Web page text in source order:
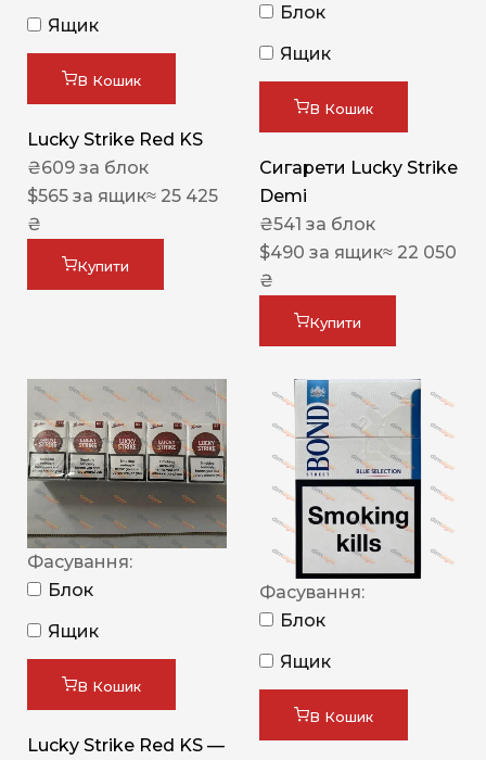
Ящик
В Кошик
Lucky Strike Red KS
₴609 за блок
$565 за ящик≈ 25 425
₴
Купити
Блок
Ящик
В Кошик
Сигарети Lucky Strike
Demi
₴541 за блок
$490 за ящик≈ 22 050
₴
Купити
Фасування:
Блок
Ящик
В Кошик
Lucky Strike Red KS —
Фасування:
Блок
Ящик
В Кошик